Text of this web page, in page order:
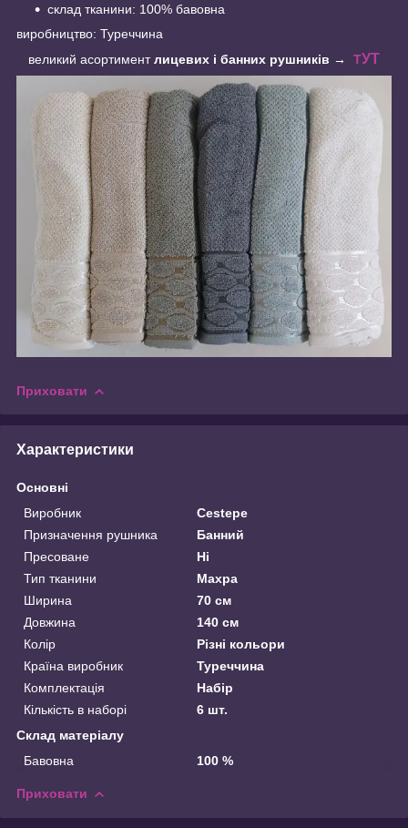
склад тканини: 100% бавовна
виробництво: Туреччина
великий асортиментлицевих і банних рушників → ТУТ
Приховати
Характеристики
Основні
Виробник
Cestepe
Призначення рушника
Банний
Пресоване
Ні
Тип тканини
Махра
Ширина
70 см
Довжина
140 см
Колір
Різні кольори
Країна виробник
Туреччина
Комплектація
Набір
Кількість в наборі
6 шт.
Склад матеріалу
Бавовна
100 %
Приховати